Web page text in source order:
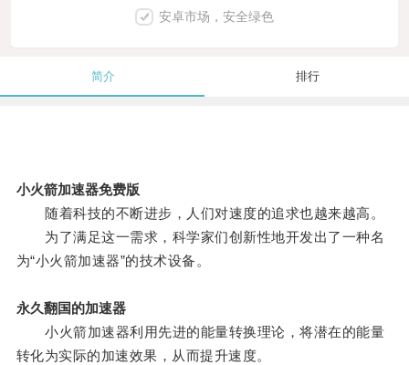
安卓市场，安全绿色
简介 排行
小火箭加速器免费版
随着科技的不断进步，人们对速度的追求也越来越高。
为了满足这一需求，科学家们创新性地开发出了一种名
为“小火箭加速器”的技术设备。
永久翻国的加速器
小火箭加速器利用先进的能量转换理论，将潜在的能量
转化为实际的加速效果，从而提升速度。